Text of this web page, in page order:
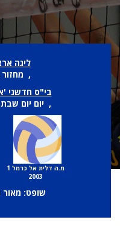
ליגה
, מחזור 14, עונת 25/
בי"ס חדשני
, יום יום שבת, 14/02/2026,
מ.ה דלית אל כרמל 1
2003
שופט: מאור